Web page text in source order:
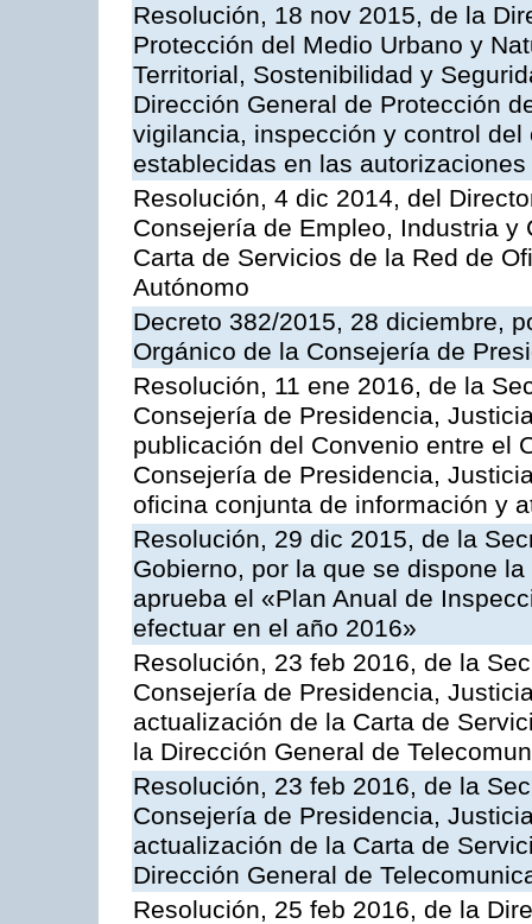
Resolución, 18 nov 2015, de la
Protección del Medio Urbano y
Territorial, Sostenibilidad y
Dirección General de Protección
vigilancia, inspección y control
establecidas en las
Resolución, 4 dic 2014, del
Consejería de Empleo, Industria
Carta de Servicios de la Red de
Autónomo
Decreto 382/2015, 28 diciembre,
Orgánico de la Consejería de
Resolución, 11 ene 2016, de la
Consejería de Presidencia,
publicación del Convenio entre el
Consejería de Presidencia,
oficina conjunta de información y
Resolución, 29 dic 2015, de la
Gobierno, por la que se dispone
aprueba el «Plan Anual de
efectuar en el año 2016»
Resolución, 23 feb 2016, de la
Consejería de Presidencia,
actualización de la Carta de
la Dirección General de
Resolución, 23 feb 2016, de la
Consejería de Presidencia,
actualización de la Carta de
Dirección General de
Resolución, 25 feb 2016, de la